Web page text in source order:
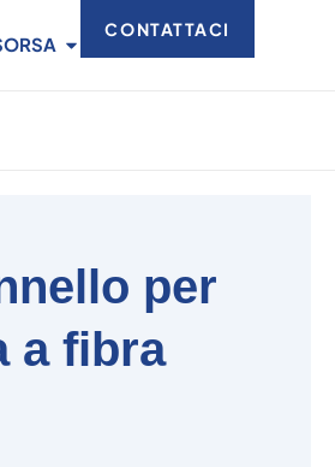
CONTATTACI
per
a fibra